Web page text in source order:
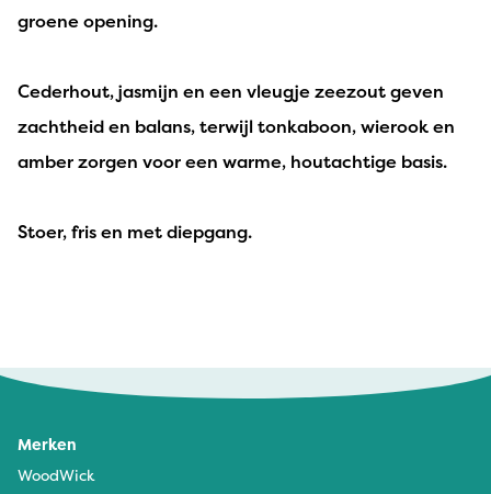
groene opening.
Cederhout, jasmijn en een vleugje zeezout geven
zachtheid en balans, terwijl tonkaboon, wierook en
amber zorgen voor een warme, houtachtige basis.
Stoer, fris en met diepgang.
Merken
WoodWick